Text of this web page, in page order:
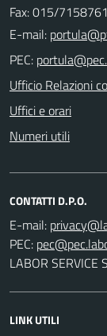
Fax: 015/7158761
E-mail:
PEC:
Ufficio Relazioni
Uffici e orari
Numeri utili
CONTATTI D.P.O.
E-mail:
PEC:
LABOR SERVICE
LINK UTILI